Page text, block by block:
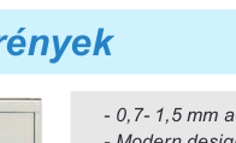
- 0,7- 1,5 mm